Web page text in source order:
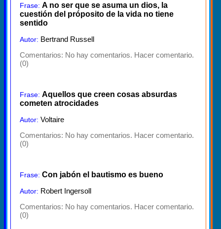
Frase: A no ser que se asuma un dios, la
cuestión del próposito de la vida no tiene
sentido
Autor: Bertrand Russell
Comentarios: No hay comentarios. Hacer comentario.
(0)
Frase: Aquellos que creen cosas absurdas
cometen atrocidades
Autor: Voltaire
Comentarios: No hay comentarios. Hacer comentario.
(0)
Frase: Con jabón el bautismo es bueno
Autor: Robert Ingersoll
Comentarios: No hay comentarios. Hacer comentario.
(0)